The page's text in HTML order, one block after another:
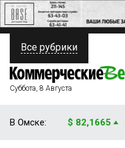
ПОЛИТИКА
ФИНАНСЫ
Все рубрики
Суббота, 8 Августа
В Омске: $ 82,1665